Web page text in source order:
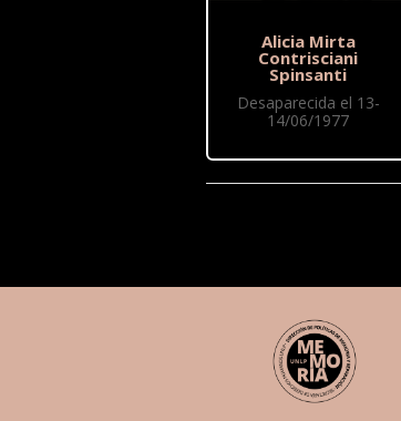
Alicia Mirta
Contrisciani
Spinsanti
Desaparecida el 13-
14/06/1977